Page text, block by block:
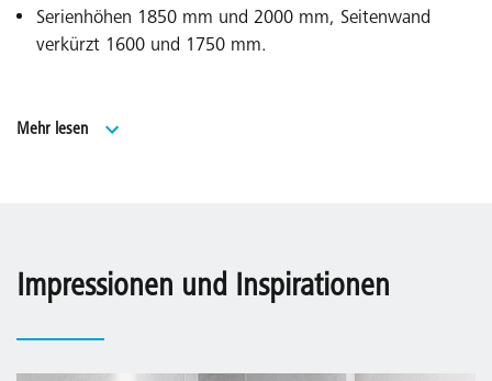
Serienhöhen 1850 mm und 2000 mm, Seitenwand
verkürzt 1600 und 1750 mm.
Serienbreiten für alle gängigen Duschwannen
Sonderlösungen über EXTRA.
Mehr lesen
Impressionen und Inspirationen